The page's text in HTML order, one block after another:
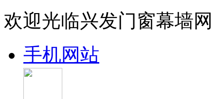
欢迎光临兴发门窗幕墙网
手机网站